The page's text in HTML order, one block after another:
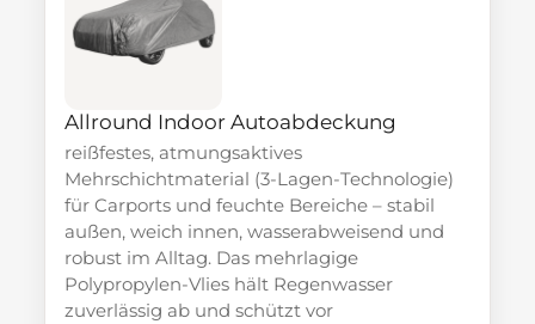
Allround Indoor Autoabdeckung
reißfestes, atmungsaktives
Mehrschichtmaterial (3-Lagen-Technologie)
für Carports und feuchte Bereiche – stabil
außen, weich innen, wasserabweisend und
robust im Alltag. Das mehrlagige
Polypropylen-Vlies hält Regenwasser
zuverlässig ab und schützt vor